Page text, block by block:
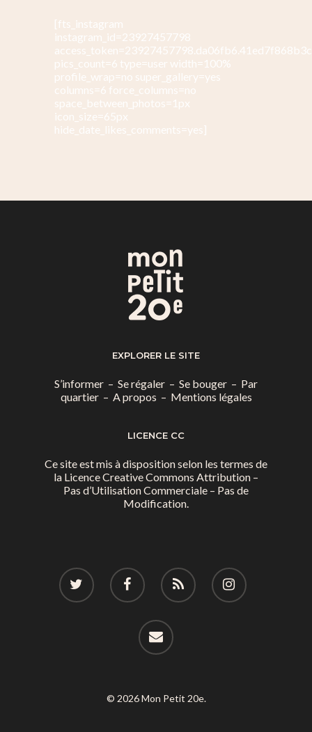
[fts_instagram
instagram_id=23927457798
pics_count=6 type=user width=100%
profile_wrap=no super_gallery=yes
columns=6 force_columns=no
space_between_photos=1px
icon_size=65px
hide_date_likes_comments=yes]
EXPLORER LE SITE
S’informer – Se régaler – Se bouger – Par
quartier– A propos – Mentions légales
LICENCE CC
Ce site est mis à disposition selon les termes de
la Licence Creative Commons Attribution –
Pas d’Utilisation Commerciale – Pas de
Modification.
© 2026 Mon Petit 20e.